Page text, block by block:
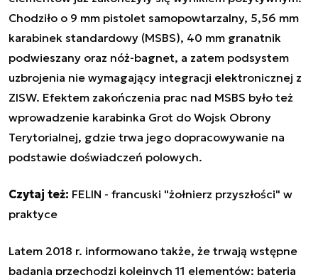
Chodziło o 9 mm pistolet samopowtarzalny, 5,56 mm
karabinek standardowy (MSBS), 40 mm granatnik
podwieszany oraz nóż-bagnet, a zatem podsystem
uzbrojenia nie wymagający integracji elektronicznej z
ZISW. Efektem zakończenia prac nad MSBS było też
wprowadzenie karabinka Grot do Wojsk Obrony
Terytorialnej, gdzie trwa jego dopracowywanie na
podstawie doświadczeń polowych.
Czytaj też: FELIN - francuski "żołnierz przyszłości" w
praktyce
Latem 2018 r. informowano także, że trwają wstępne
badania przechodzi kolejnych 11 elementów: bateria